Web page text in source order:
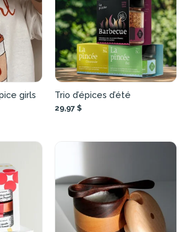
girls
Trio d’épices d’été
29,97 $